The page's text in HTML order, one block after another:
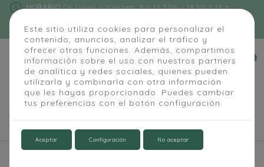
Este sitio utiliza cookies para personalizar el
contenido, anuncios, analizar el tráfico y
ofrecer otras funciones. Además, compartimos
información sobre el uso con nuestros partners
de analítica y redes sociales, quienes pueden
utilizarla y combinarla con otra información
que les hayas proporcionado. Puedes cambiar
tus preferencias con el botón configuración.
Aceptar Configuración No aceptar
schedule HORARIODe Lunes a Viernes: 9 a 13:30h y 14:30 a 16 h
phone

